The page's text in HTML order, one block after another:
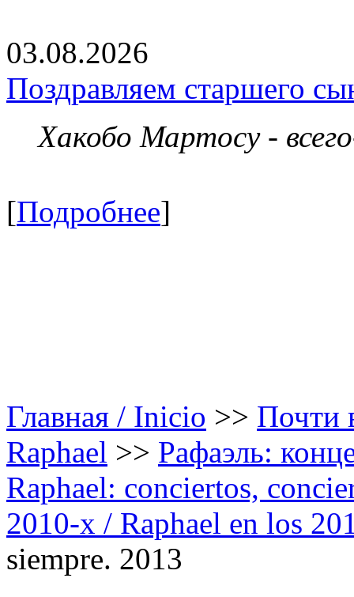
03.08.2026
Поздравляем старшего
Хакобо Мартосу -
[Подробнее]
Главная / Inicio >> Почти
Raphael >> Рафаэль:
Raphael: conciertos,
2010-х / Raphael en los
siempre. 2013